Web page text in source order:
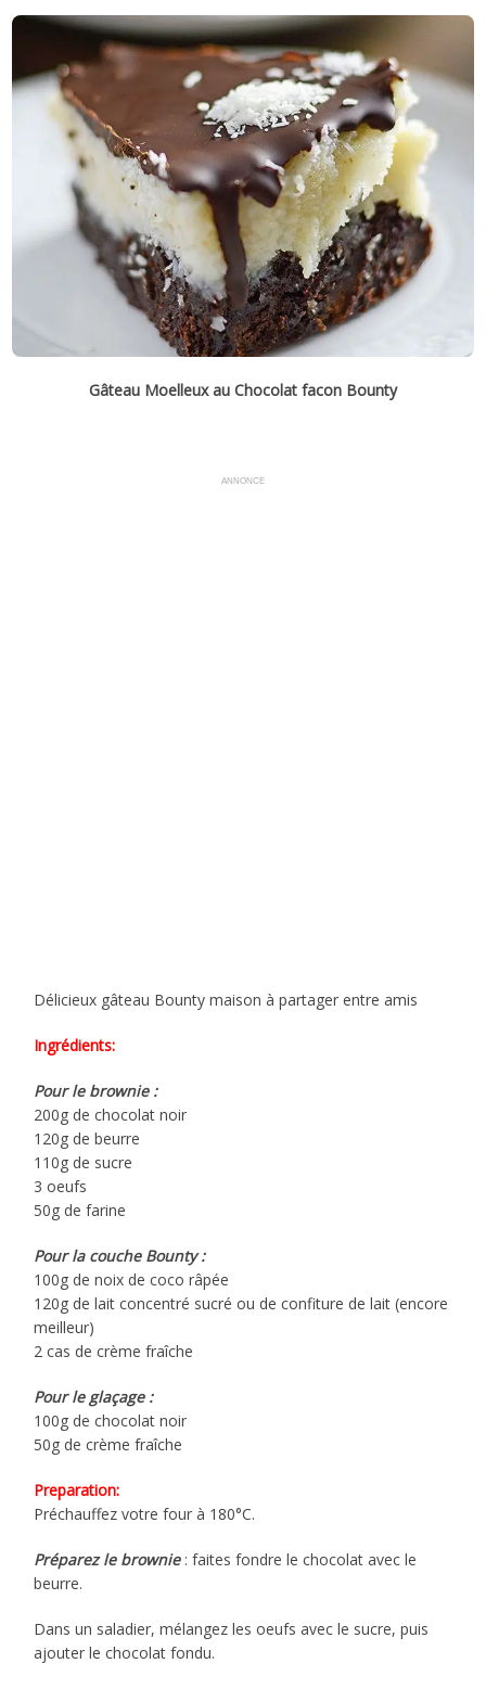
Gâteau Moelleux au Chocolat facon Bounty
ANNONCE
Délicieux gâteau Bounty maison à partager entre amis
Ingrédients:
Pour le brownie :
200g de chocolat noir
120g de beurre
110g de sucre
3 oeufs
50g de farine
Pour la couche Bounty :
100g de noix de coco râpée
120g de lait concentré sucré ou de confiture de lait (encore
meilleur)
2 cas de crème fraîche
Pour le glaçage :
100g de chocolat noir
50g de crème fraîche
Preparation:
Préchauffez votre four à 180°C.
Préparez le brownie: faites fondre le chocolat avec le
beurre.
Dans un saladier, mélangez les oeufs avec le sucre, puis
ajouter le chocolat fondu.